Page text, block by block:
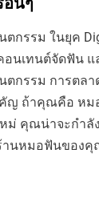
กรรม ในยุค
อนเทนต์จัดฟัน แ
ตกรรม การตล
คัญ ถ้าคุณคือ หม
ม่ คุณน่าจะกำลั
านหมอฟันของคุ